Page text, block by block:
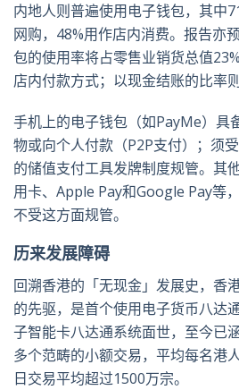
内地人则普遍使用电子钱包，其中
网购，48%用作店内消费。报告亦
包的使用率将占零售业销货总值
店内付款方式；以现金结账的比率
手机上的电子钱包（如PayMe）具
物或向个人付款（P2P支付）；须
的储值支付工具发牌制度规管。其
用卡、Apple Pay和Google Pay等
不受这方面规管。
历来发展障碍
回溯香港的「无现金」发展史，香
的先驱，是首个使用电子货币八达
子智能卡八达通系统面世，至今已
多个范畴的小额交易，平均每名港
日交易平均超过1500万宗。